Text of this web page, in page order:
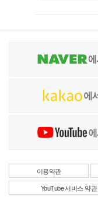
이용약관
YouTube 서비스 약관